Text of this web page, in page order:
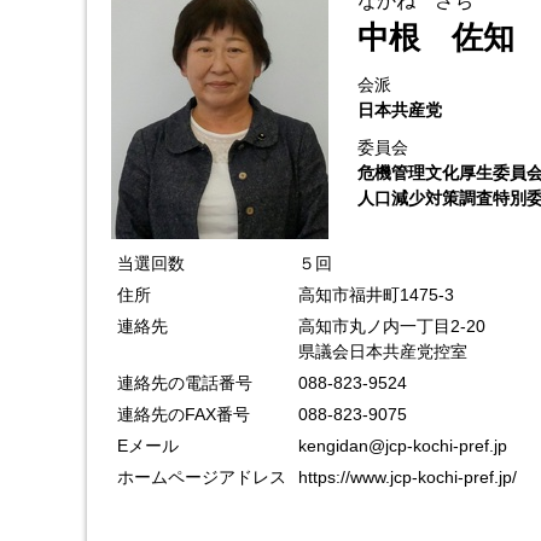
中根 佐知
会派
日本共産党
委員会
危機管理文化厚生委員
人口減少対策調査特別
当選回数
５回
住所
高知市福井町1475-3
連絡先
高知市丸ノ内一丁目2-20
県議会日本共産党控室
連絡先の電話番号
088-823-9524
連絡先のFAX番号
088-823-9075
Eメール
kengidan@jcp-kochi-pref.jp
ホームページアドレス
https://www.jcp-kochi-pref.jp/